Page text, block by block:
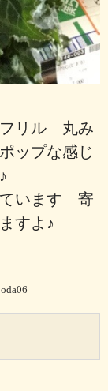
リル 丸み
ップな感じ
ています 寄
すよ♪